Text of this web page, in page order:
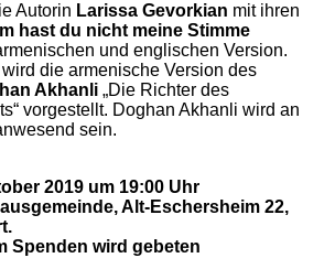
Autorin Larissa Gevorkian mit ihren
hast du nicht meine Stimme
und englischen Version.
die armenische Version des
Akhanli „Die Richter des
vorgestellt. Doghan Akhanli wird an
sein.
2019 um 19:00 Uhr
Alt-Eschersheim 22,
Spenden wird gebeten